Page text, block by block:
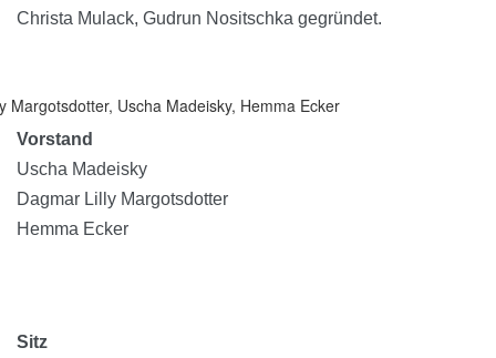
Christa Mulack, Gudrun Nositschka gegründet.
Margotsdotter, Uscha Madeisky, Hemma Ecker
Vorstand
Uscha Madeisky
Dagmar Lilly Margotsdotter
Hemma Ecker
Sitz